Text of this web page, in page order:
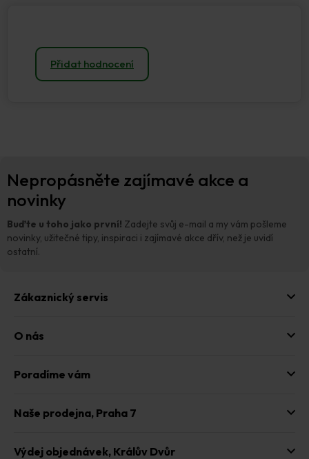
Přidat hodnocení
Nepropásněte zajímavé akce a
novinky
Buďte u toho jako první! Zadejte svůj e-mail a my vám pošleme
novinky, užitečné tipy, inspiraci i zajímavé akce dřív, než je uvidí
ostatní.
Zákaznický servis
O nás
Poradíme vám
Naše prodejna, Praha 7
Výdej objednávek, Králův Dvůr